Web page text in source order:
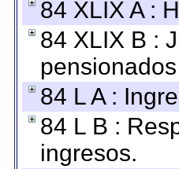
84 XLIX A :
84 XLIX B :
84 L A :
84 L B :
ingresos.